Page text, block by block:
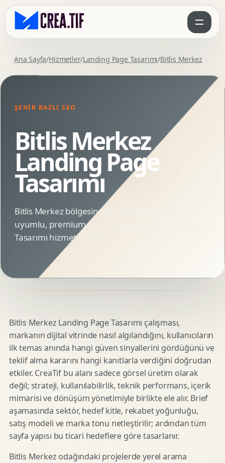
Ana Sayfa/Hizmetler/Landing Page Tasarımı/Bitlis Merkez
ŞEHIR BAZLI SEO
Bitlis Merkez
Landing Page
Tasarımı
Bitlis Merkez bölgesindeki markalar için SEO
uyumlu, premium ve animasyonlu Landing Page
Tasarımı hizmet sayfası.
Bitlis Merkez Landing Page Tasarımı çalışması,
markanın dijital vitrinde nasıl algılandığını, kullanıcıların
ilk temas anında hangi güven sinyallerini gördüğünü ve
teklif alma kararını hangi kanıtlarla verdiğini doğrudan
etkiler. CreaTif bu alanı sadece görsel üretim olarak
değil; strateji, kullanılabilirlik, teknik performans, içerik
mimarisi ve dönüşüm yönetimiyle birlikte ele alır. Brief
aşamasında sektör, hedef kitle, rekabet yoğunluğu,
satış modeli ve marka tonu netleştirilir; ardından tüm
sayfa yapısı bu ticari hedeflere göre tasarlanır.
Bitlis Merkez odağındaki projelerde yerel arama